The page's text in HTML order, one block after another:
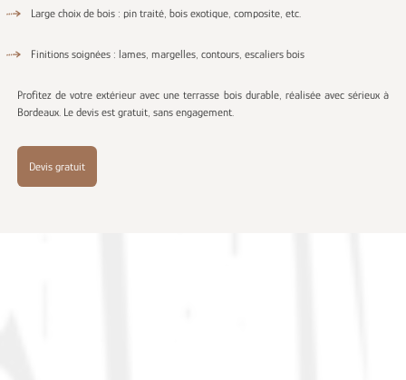
Large choix de bois : pin traité, bois exotique, composite, etc.
Finitions soignées : lames, margelles, contours, escaliers bois
Profitez de votre extérieur avec une terrasse bois durable, réalisée avec sérieux à
Bordeaux. Le devis est gratuit, sans engagement.
Devis gratuit